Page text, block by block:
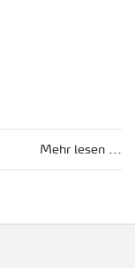
Mehr lesen ...